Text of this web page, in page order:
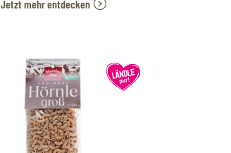
Jetzt mehr entdecken